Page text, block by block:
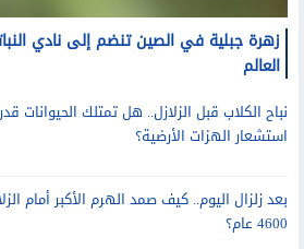
زهرة جبلية في الصين تنضم إلى نادي
العالم
نباح الكلاب قبل الزلازل.. هل تمتلك الحيوانات
استشعار الهزات الأرضية؟
بعد زلزال اليوم.. كيف صمد الهرم الأكبر أمام
4600 عام؟